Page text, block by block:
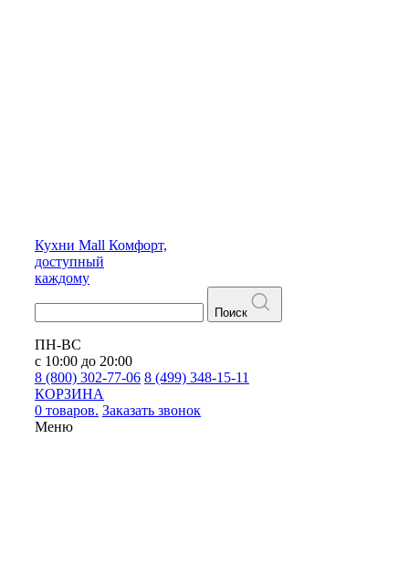
Кухни Mall Комфорт,
доступный
каждому
Поиск
ПН-ВС
с 10:00 до 20:00
8 (800) 302-77-06 8 (499) 348-15-11
КОРЗИНА
0 товаров. Заказать звонок
Меню